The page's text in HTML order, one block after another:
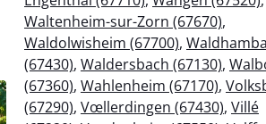
Waltenheim-sur-Zorn (67670),
Waldolwisheim (67700),
(67430), Waldersbach (67130),
(67360), Wahlenheim (67170),
(67290), Vœllerdingen (67430), Villé